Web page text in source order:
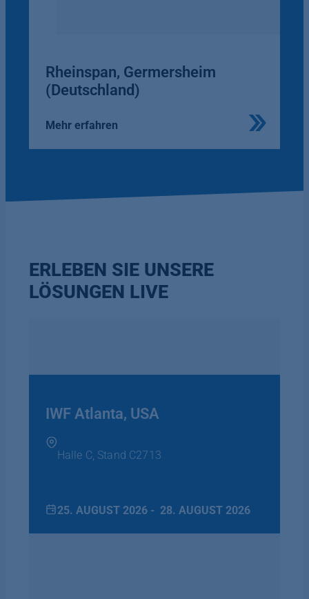
Rheinspan, Germersheim
(Deutschland)
Mehr erfahren
ERLEBEN SIE UNSERE
LÖSUNGEN LIVE
IWF Atlanta, USA
Halle C, Stand C2713
25. AUGUST 2026 - 28. AUGUST 2026